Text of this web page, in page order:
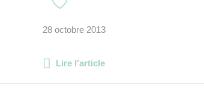
28 octobre 2013
Lire l'article